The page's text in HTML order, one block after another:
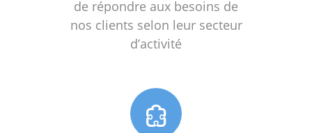
de répondre aux besoins de
nos clients selon leur secteur
d’activité